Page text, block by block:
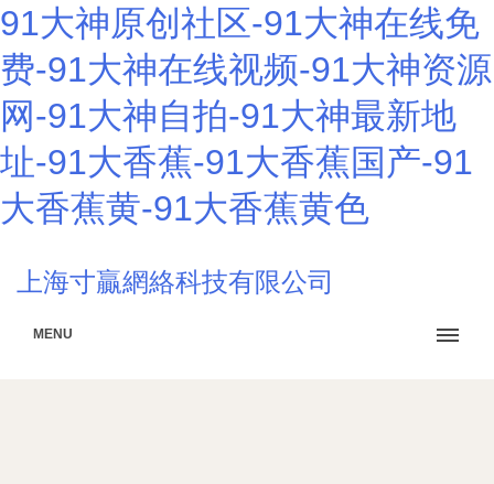
91大神原创社区-91大神在线免
费-91大神在线视频-91大神资源
网-91大神自拍-91大神最新地
址-91大香蕉-91大香蕉国产-91
大香蕉黄-91大香蕉黄色
上海寸贏網絡科技有限公司
MENU